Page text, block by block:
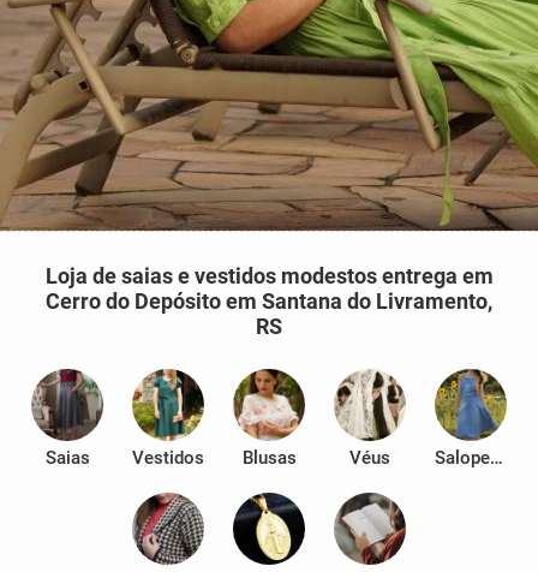
Loja de saias e vestidos modestos entrega em
Cerro do Depósito em Santana do Livramento,
RS
Saias Vestidos Blusas Véus Salopetes